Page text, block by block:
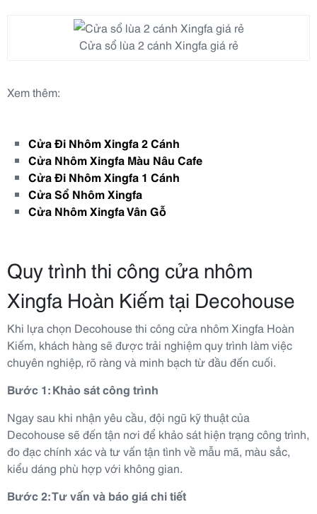
Cửa sổ lùa 2 cánh Xingfa giá rẻ
Xem thêm:
Cửa Đi Nhôm Xingfa 2 Cánh
Cửa Nhôm Xingfa Màu Nâu Cafe
Cửa Đi Nhôm Xingfa 1 Cánh
Cửa Sổ Nhôm Xingfa
Cửa Nhôm Xingfa Vân Gỗ
Quy trình thi công cửa nhôm
Xingfa Hoàn Kiếm tại Decohouse
Khi lựa chọn Decohouse thi công cửa nhôm Xingfa Hoàn
Kiếm, khách hàng sẽ được trải nghiệm quy trình làm việc
chuyên nghiệp, rõ ràng và minh bạch từ đầu đến cuối.
Bước 1: Khảo sát công trình
Ngay sau khi nhận yêu cầu, đội ngũ kỹ thuật của
Decohouse sẽ đến tận nơi để khảo sát hiện trạng công trình,
đo đạc chính xác và tư vấn tận tình về mẫu mã, màu sắc,
kiểu dáng phù hợp với không gian.
Bước 2: Tư vấn và báo giá chi tiết